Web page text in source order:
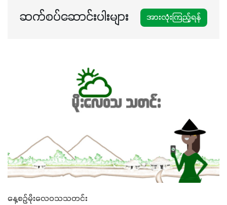
ဆက်စပ်ဆောင်းပါးများ အားလုံးကြည့်ရန်
နေ့စဉ်မိုးလေဝသသတင်း